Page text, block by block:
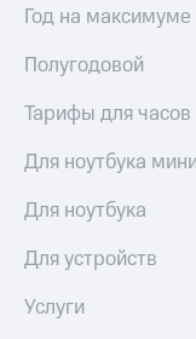
Программа
Порядок
акций
Рынок
облигаций
Год на максимуме
Полугодовой
Тарифы для
Для ноутбука мини
Для ноутбука
Для устройств
Услуги